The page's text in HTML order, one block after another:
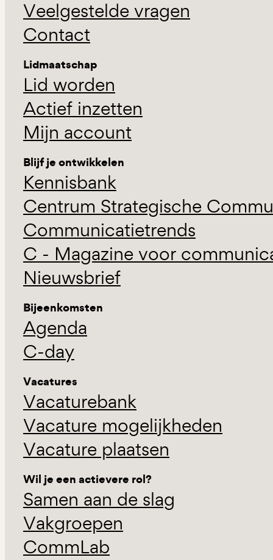
Veelgestelde vragen
Contact
Lidmaatschap
Lid worden
Actief inzetten
Mijn account
Blijf je ontwikkelen
Kennisbank
Centrum Strategische
Communicatietrends
C - Magazine voor
Nieuwsbrief
Bijeenkomsten
Agenda
C-day
Vacatures
Vacaturebank
Vacature mogelijkheden
Vacature plaatsen
Wil je een actievere rol?
Samen aan de slag
Vakgroepen
CommLab